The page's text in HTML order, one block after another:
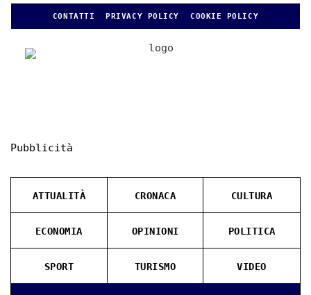
CONTATTI PRIVACY POLICY COOKIE POLICY
Pubblicità
ATTUALITÀ CRONACA CULTURA
ECONOMIA OPINIONI POLITICA
SPORT TURISMO VIDEO